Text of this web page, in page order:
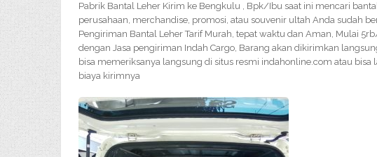
Pabrik Bantal Leher Kirim ke Bengkulu , Bpk/Ibu saat ini mencari
perusahaan, merchandise, promosi, atau souvenir ultah Anda sudah
Pengiriman Bantal Leher Tarif Murah, tepat waktu dan Aman, Mulai
dengan Jasa pengiriman Indah Cargo, Barang akan dikirimkan
bisa memeriksanya langsung di situs resmi indahonline.com atau
biaya kirimnya